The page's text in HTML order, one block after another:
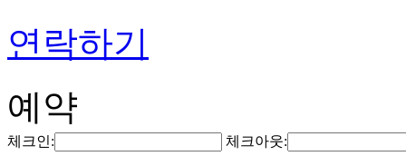
연락하기
예약
체크인: 체크아웃: